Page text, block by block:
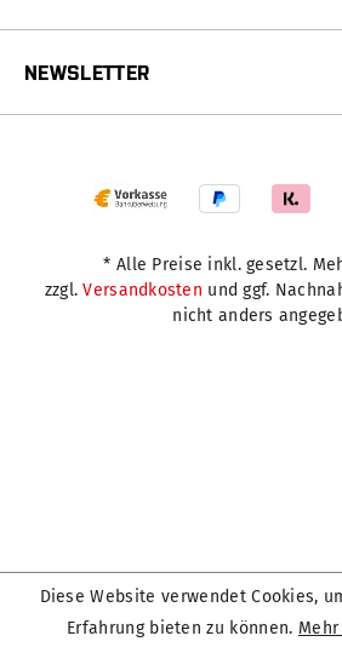
NEWSLETTER
* Alle Preise inkl. gesetzl.
zzgl.Versandkosten und ggf.
nicht anders
Diese Website verwendet Cookies,
Erfahrung bieten zu können.